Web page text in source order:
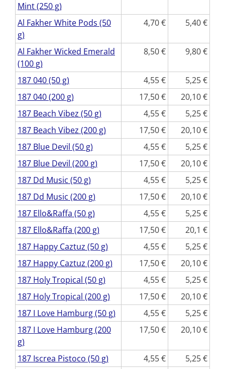
Mint (250 g)
Al Fakher White Pods (50
g)
4,70 5,40
Al Fakher Wicked Emerald
(100 g)
8,50 9,80
187 040 (50 g) 4,55
5,25
187 040 (200 g)
17,50
20,10
187 Beach Vibez (50 g)
4,55
5,25
187 Beach Vibez (200 g)
17,50
20,10
187 Blue Devil (50 g)
4,55
5,25
187 Blue Devil (200 g)
17,50
20,10
187 Dd Music (50 g)
4,55
5,25
187 Dd Music (200 g)
17,50
20,10
187 Ello&Raffa (50 g)
4,55
5,25
187 Ello&Raffa (200 g)
17,50
20,1
187 Happy Caztuz (50 g)
4,55
5,25
187 Happy Caztuz (200 g)
17,50
20,10
187 Holy Tropical (50 g)
4,55
5,25
187 Holy Tropical (200 g)
17,50
20,10
187 I Love Hamburg (50 g)
4,55
5,25
187 I Love Hamburg (200
g)
17,50 20,10
187 Iscrea Pistoco (50 g) 4,55
5,25